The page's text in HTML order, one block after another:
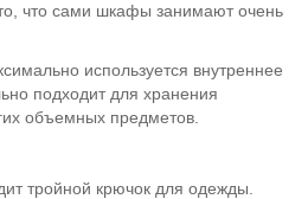
что сами шкафы занимают очень
используется внутреннее
подходит для хранения
объемных предметов.
тройной крючок для одежды.